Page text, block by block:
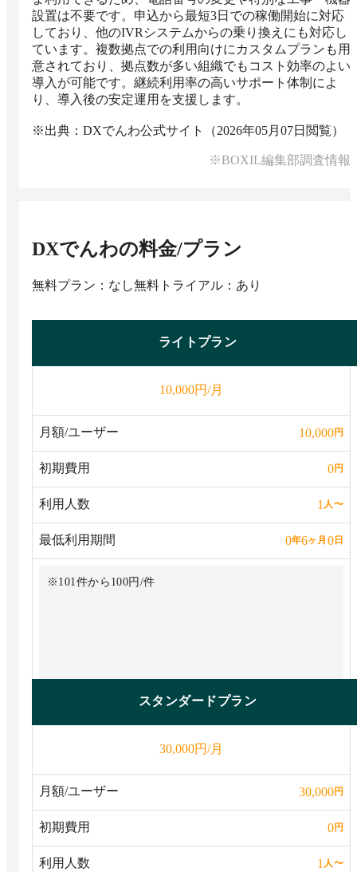
設置は不要です。申込から最短3日での稼働開始に対応
しており、他のIVRシステムからの乗り換えにも対応し
ています。複数拠点での利用向けにカスタムプランも用
意されており、拠点数が多い組織でもコスト効率のよい
導入が可能です。継続利用率の高いサポート体制によ
り、導入後の安定運用を支援します。
※出典：DXでんわ公式サイト（2026年05月07日閲覧）
※BOXIL編集部調査情報
DXでんわの料金/プラン
無料プラン：なし無料トライアル：あり
ライトプラン
10,000円/月
月額/ユーザー 10,000円
初期費用 0円
利用人数 1人〜
最低利用期間 0年6ヶ月 0日
※101件から100円/件
スタンダードプラン
30,000円/月
月額/ユーザー 30,000円
初期費用 0円
利用人数 1人〜